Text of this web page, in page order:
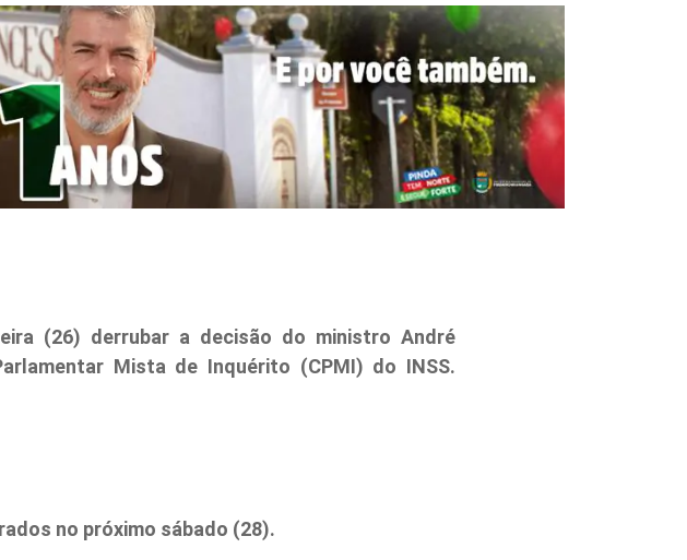
(26) derrubar a decisão do ministro André
Mista de Inquérito (CPMI) do INSS.
no próximo sábado (28).